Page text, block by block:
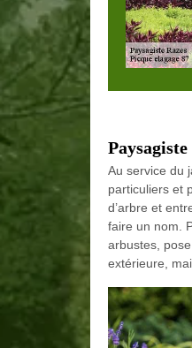
Au service du
particuliers et
d’arbre et
faire un nom.
arbustes,
extérieure,